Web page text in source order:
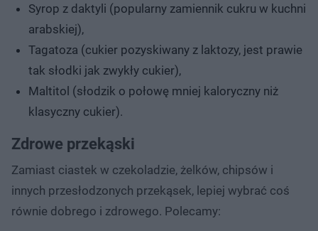
Syrop z daktyli (popularny zamiennik cukru w kuchni
arabskiej),
Tagatoza (cukier pozyskiwany z laktozy, jest prawie
tak słodki jak zwykły cukier),
Maltitol (słodzik o połowę mniej kaloryczny niż
klasyczny cukier).
Zdrowe przekąski
Zamiast ciastek w czekoladzie, żelków, chipsów i
innych przesłodzonych przekąsek, lepiej wybrać coś
równie dobrego i zdrowego. Polecamy: